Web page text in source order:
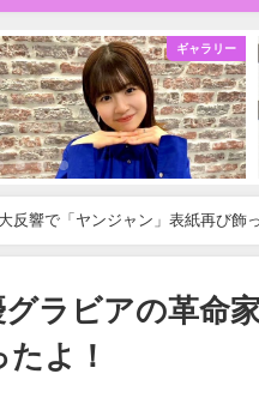
ギャラリー
響で「ヤンジャン」表紙再び飾
グラビアの革
よ！